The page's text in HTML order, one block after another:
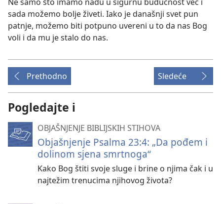
sada možemo bolje živeti. Iako je današnji svet pun
patnje, možemo biti potpuno uvereni u to da nas Bog
voli i da mu je stalo do nas.
Prethodno Sledeće
Pogledajte i
OBJAŠNJENJE BIBLIJSKIH STIHOVA
Objašnjenje Psalma 23:4: „Da pođem i
dolinom sjena smrtnoga“
Kako Bog štiti svoje sluge i brine o njima čak i u
najtežim trenucima njihovog života?